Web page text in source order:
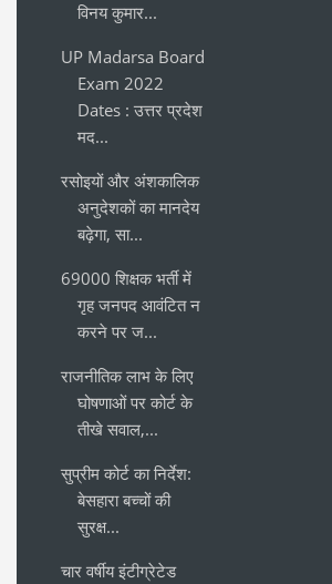
विनय कुमार...
UP Madarsa Board
Exam 2022
Dates : उत्तर प्रदेश
मद...
रसोइयों और अंशकालिक
अनुदेशकों का मानदेय
बढ़ेगा, सा...
69000 शिक्षक भर्ती में
गृह जनपद आवंटित न
करने पर ज...
राजनीतिक लाभ के लिए
घोषणाओं पर कोर्ट के
तीखे सवाल,...
सुप्रीम कोर्ट का निर्देश:
बेसहारा बच्चों की
सुरक्ष...
चार वर्षीय इंटीग्रेटेड